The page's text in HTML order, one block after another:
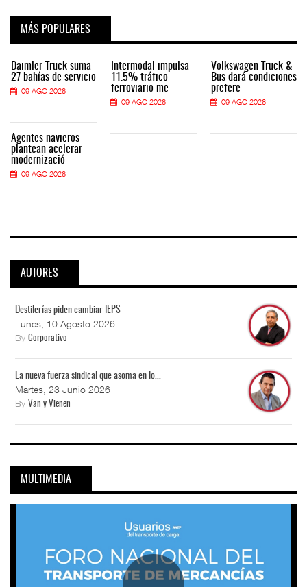
MÁS POPULARES
Daimler Truck suma
27 bahías de servicio
09 AGO 2026
Agentes navieros
plantean acelerar
modernizació
09 AGO 2026
Intermodal impulsa
11.5% tráfico
ferroviario me
09 AGO 2026
Volkswagen Truck &
Bus dará condiciones
prefere
09 AGO 2026
AUTORES
Destilerías piden cambiar IEPS
Lunes, 10 Agosto 2026
By Corporativo
La nueva fuerza sindical que asoma en lo...
Martes, 23 Junio 2026
By Van y Vienen
MULTIMEDIA